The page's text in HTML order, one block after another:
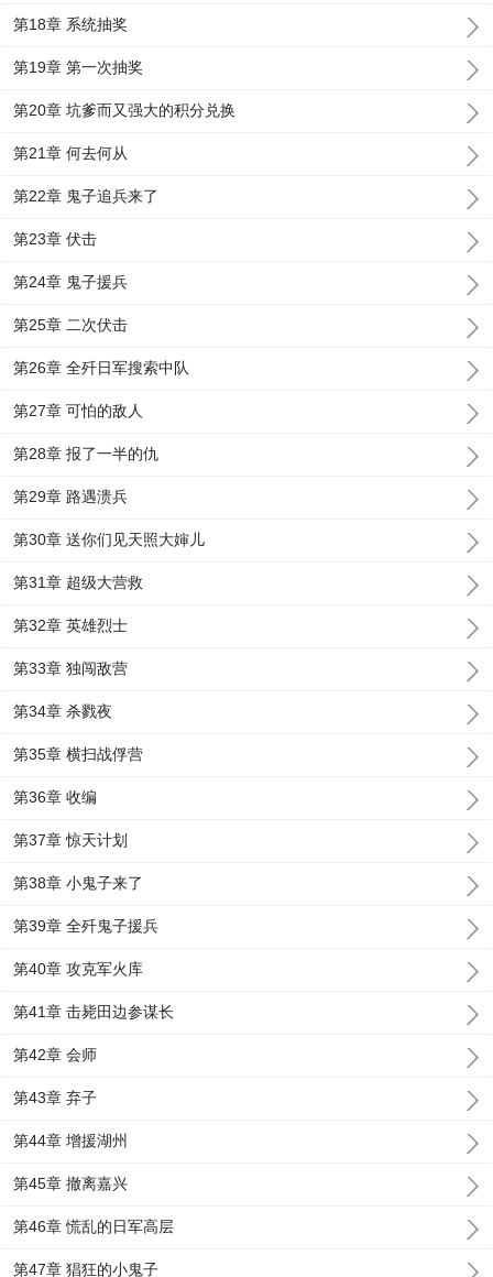
第18章 系统抽奖
第19章 第一次抽奖
第20章 坑爹而又强大的积分兑换
第21章 何去何从
第22章 鬼子追兵来了
第23章 伏击
第24章 鬼子援兵
第25章 二次伏击
第26章 全歼日军搜索中队
第27章 可怕的敌人
第28章 报了一半的仇
第29章 路遇溃兵
第30章 送你们见天照大婶儿
第31章 超级大营救
第32章 英雄烈士
第33章 独闯敌营
第34章 杀戮夜
第35章 横扫战俘营
第36章 收编
第37章 惊天计划
第38章 小鬼子来了
第39章 全歼鬼子援兵
第40章 攻克军火库
第41章 击毙田边参谋长
第42章 会师
第43章 弃子
第44章 增援湖州
第45章 撤离嘉兴
第46章 慌乱的日军高层
第47章 猖狂的小鬼子